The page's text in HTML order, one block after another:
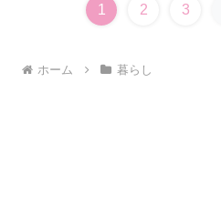
1 2 3
ホーム 暮らし